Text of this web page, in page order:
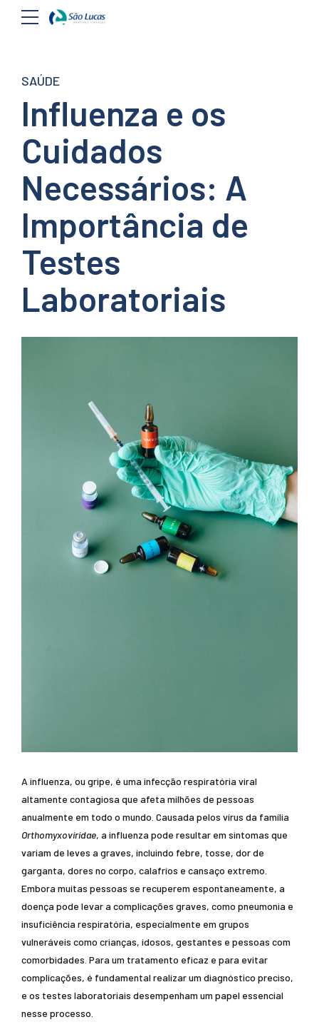
SAÚDE
Influenza e os
Cuidados
Necessários: A
Importância de
Testes
Laboratoriais
A influenza, ou gripe, é uma infecção respiratória viral
altamente contagiosa que afeta milhões de pessoas
anualmente em todo o mundo. Causada pelos vírus da família
Orthomyxoviridae, a influenza pode resultar em sintomas que
variam de leves a graves, incluindo febre, tosse, dor de
garganta, dores no corpo, calafrios e cansaço extremo.
Embora muitas pessoas se recuperem espontaneamente, a
doença pode levar a complicações graves, como pneumonia e
insuficiência respiratória, especialmente em grupos
vulneráveis como crianças, idosos, gestantes e pessoas com
comorbidades. Para um tratamento eficaz e para evitar
complicações, é fundamental realizar um diagnóstico preciso,
e os testes laboratoriais desempenham um papel essencial
nesse processo.